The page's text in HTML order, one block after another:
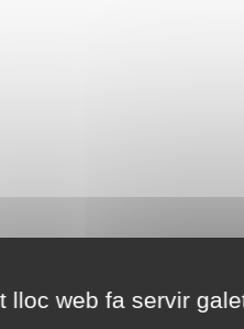
lloc web fa servir